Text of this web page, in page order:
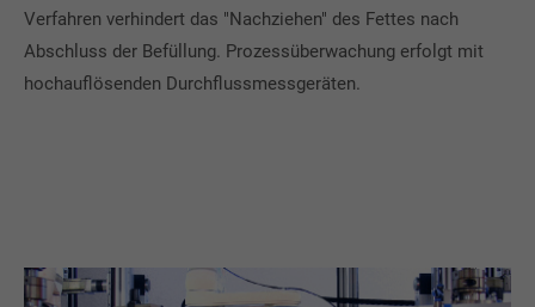
Verfahren verhindert das "Nachziehen" des Fettes nach
Abschluss der Befüllung. Prozessüberwachung erfolgt mit
hochauflösenden Durchflussmessgeräten.